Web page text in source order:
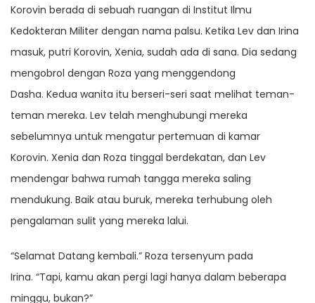
Korovin berada di sebuah ruangan di Institut Ilmu
Kedokteran Militer dengan nama palsu. Ketika Lev dan Irina
masuk, putri Korovin, Xenia, sudah ada di sana. Dia sedang
mengobrol dengan Roza yang menggendong
Dasha. Kedua wanita itu berseri-seri saat melihat teman-
teman mereka. Lev telah menghubungi mereka
sebelumnya untuk mengatur pertemuan di kamar
Korovin. Xenia dan Roza tinggal berdekatan, dan Lev
mendengar bahwa rumah tangga mereka saling
mendukung. Baik atau buruk, mereka terhubung oleh
pengalaman sulit yang mereka lalui.
“Selamat Datang kembali.” Roza tersenyum pada
Irina. “Tapi, kamu akan pergi lagi hanya dalam beberapa
minggu, bukan?”